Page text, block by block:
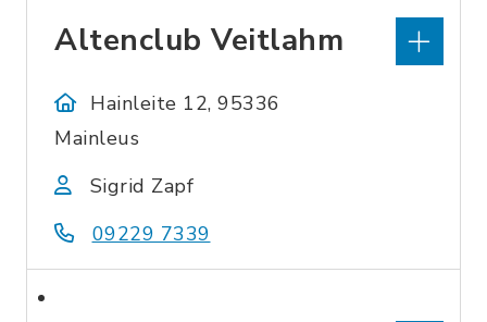
Altenclub Veitlahm
Hainleite 12, 95336
Mainleus
Sigrid Zapf
09229 7339